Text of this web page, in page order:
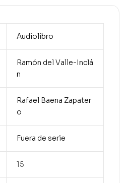
Audiolibro
Ramón del Valle-Inclá
n
Rafael Baena Zapater
o
Fuera de serie
15